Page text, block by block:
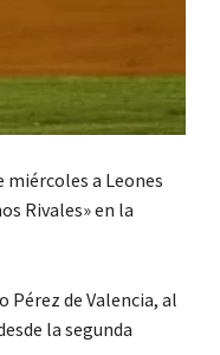
a Leones
Rivales» en la
Pérez de Valencia, al
la segunda